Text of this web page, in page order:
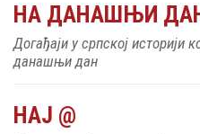
НА ДАНАШЊИ
Догађаји у српској историји
данашњи дан
НАЈ @